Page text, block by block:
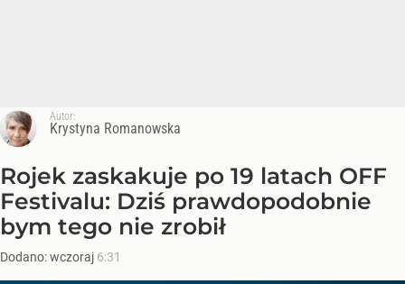
Autor:
Krystyna Romanowska
Rojek zaskakuje po 19 latach OFF
Festivalu: Dziś prawdopodobnie
bym tego nie zrobił
Dodano:wczoraj 6:31